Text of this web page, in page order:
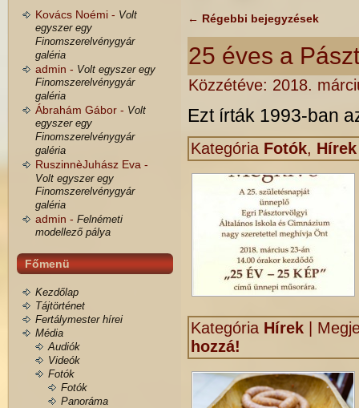
Kovács Noémi - Volt
egyszer egy
Finomszerelvénygyár
galéria
admin - Volt egyszer egy
Finomszerelvénygyár
galéria
Ábrahám Gábor - Volt
egyszer egy
Finomszerelvénygyár
galéria
RuszinnèJuhász Eva -
Volt egyszer egy
Finomszerelvénygyár
galéria
admin - Felnémeti
modellező pálya
Főmenü
Kezdőlap
Tájtörténet
Fertálymester hírei
Média
Audiók
Videók
Fotók
Fotók
Panoráma
← Régebbi bejegyzések
25 éves a
Közzétéve: 2018.
Ezt írták 1993-ban
Kategória Fotók, Hírek
Kategória Hírek
hozzá!